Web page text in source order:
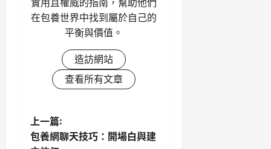
在包養世界中找到屬於自己的
平衡與價值。
造訪網站
查看所有文章
P
上一篇:
包養網聊天技巧：開場白與建